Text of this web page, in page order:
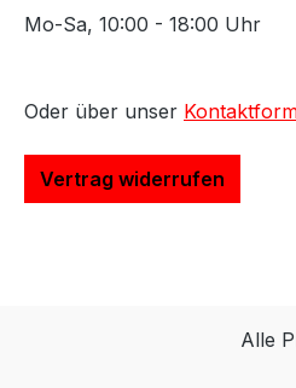
Mo-Sa, 10:00 - 18:00 Uhr
Oder über unser
Vertrag widerrufen
Alle